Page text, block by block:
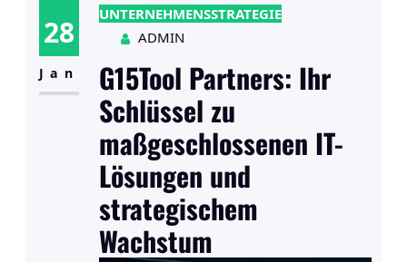
28
Jan
UNTERNEHMENSSTRATEGIE
ADMIN
G15Tool Partners: Ihr
Schlüssel zu
maßgeschlossenen IT-
Lösungen und
strategischem
Wachstum